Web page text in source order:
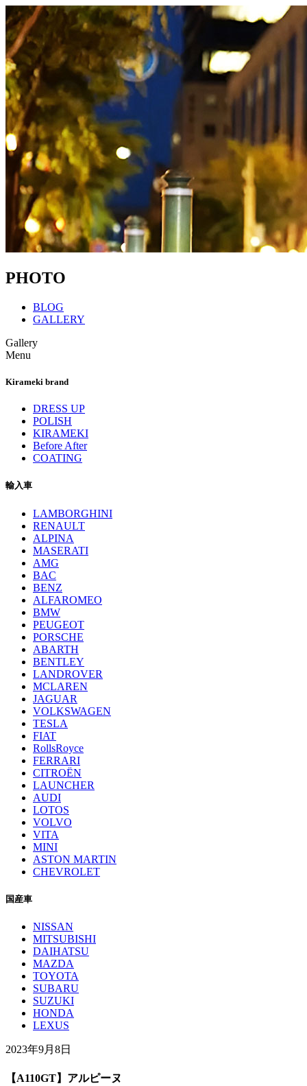
PHOTO
BLOG
GALLERY
Gallery
Menu
Kirameki brand
DRESS UP
POLISH
KIRAMEKI
Before After
COATING
輸入車
LAMBORGHINI
RENAULT
ALPINA
MASERATI
AMG
BAC
BENZ
ALFAROMEO
BMW
PEUGEOT
PORSCHE
ABARTH
BENTLEY
LANDROVER
MCLAREN
JAGUAR
VOLKSWAGEN
TESLA
FIAT
RollsRoyce
FERRARI
CITROËN
LAUNCHER
AUDI
LOTOS
VOLVO
VITA
MINI
ASTON MARTIN
CHEVROLET
国産車
NISSAN
MITSUBISHI
DAIHATSU
MAZDA
TOYOTA
SUBARU
SUZUKI
HONDA
LEXUS
2023年9月8日
【A110GT】アルピーヌ